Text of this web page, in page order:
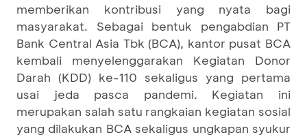
memberikan kontribusi yang nyata bagi
masyarakat. Sebagai bentuk pengabdian PT
Bank Central Asia Tbk (BCA), kantor pusat BCA
kembali menyelenggarakan Kegiatan Donor
Darah (KDD) ke-110 sekaligus yang pertama
usai jeda pasca pandemi. Kegiatan ini
merupakan salah satu rangkaian kegiatan sosial
yang dilakukan BCA sekaligus ungkapan syukur